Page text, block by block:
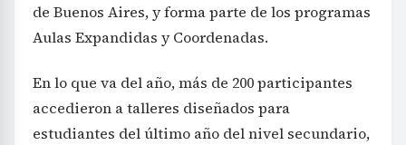
de Buenos Aires, y forma parte de los programas
Aulas Expandidas y Coordenadas.
En lo que va del año, más de 200 participantes
accedieron a talleres diseñados para
estudiantes del último año del nivel secundario,